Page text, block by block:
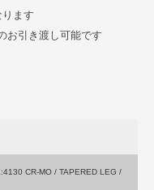
ます
お引き渡し可能です
CR-MO / TAPERED LEG /